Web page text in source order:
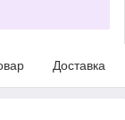
Доставка